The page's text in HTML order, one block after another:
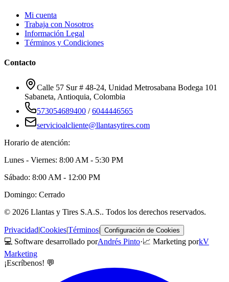
Mi cuenta
Trabaja con Nosotros
Información Legal
Términos y Condiciones
Contacto
Calle 57 Sur # 48-24, Unidad Metrosabana Bodega 101
Sabaneta, Antioquia, Colombia
573054689400 /6044446565
servicioalcliente@llantasytires.com
Horario de atención:
Lunes - Viernes: 8:00 AM - 5:30 PM
Sábado: 8:00 AM - 12:00 PM
Domingo: Cerrado
© 2026 Llantas y Tires S.A.S.. Todos los derechos reservados.
Privacidad|Cookies|Términos| Configuración de Cookies
💻 Software desarrollado porAndrés Pinto·📈 Marketing porkV
Marketing
¡Escríbenos! 💬